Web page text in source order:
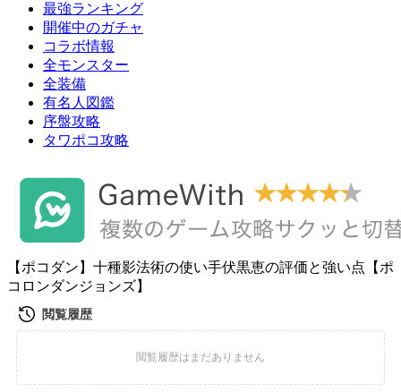
最強ランキング
開催中のガチャ
コラボ情報
全モンスター
全装備
有名人図鑑
序盤攻略
タワポコ攻略
【ポコダン】十種影法術の使い手伏黒恵の評価と強い点【ポ
コロンダンジョンズ】